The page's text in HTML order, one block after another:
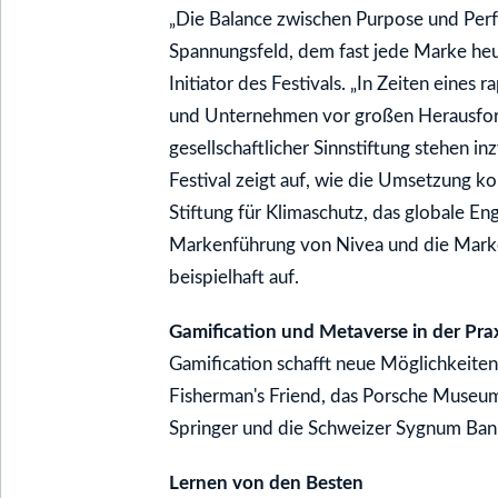
„Die Balance zwischen Purpose und
Spannungsfeld, dem fast jede Marke
Initiator des Festivals. „In Zeiten eines
und Unternehmen vor großen
gesellschaftlicher Sinnstiftung stehen
Festival zeigt auf, wie die Umsetzung
Stiftung für Klimaschutz, das globale
Markenführung von Nivea und die
beispielhaft auf.
Gamification und Metaverse in der
Gamification schafft neue
Fisherman's Friend, das Porsche
Springer und die Schweizer Sygnum
Lernen von den Besten